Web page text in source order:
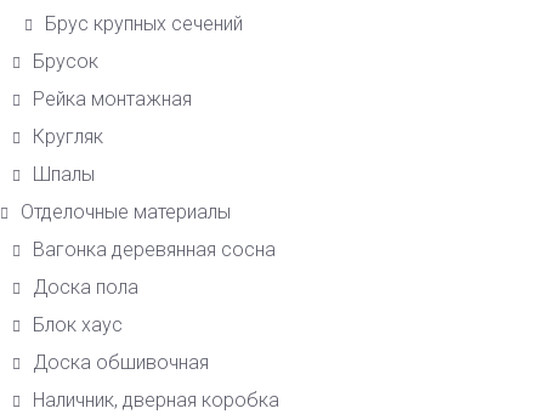
Брус крупных сечений
Брусок
Рейка монтажная
Кругляк
Шпалы
Отделочные материалы
Вагонка деревянная сосна
Доска пола
Блок хаус
Доска обшивочная
Наличник, дверная коробка